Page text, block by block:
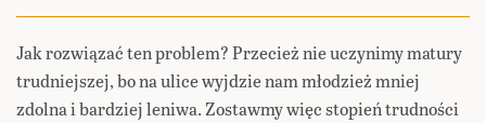
Jak rozwiązać ten problem? Przecież nie uczynimy matury
trudniejszej, bo na ulice wyjdzie nam młodzież mniej
zdolna i bardziej leniwa. Zostawmy więc stopień trudności